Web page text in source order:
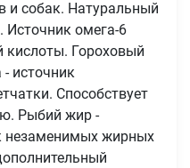
и собак. Натуральный
Источник омега-6
кислоты. Гороховый
источник
Способствует
Рыбий жир -
незаменимых жирных